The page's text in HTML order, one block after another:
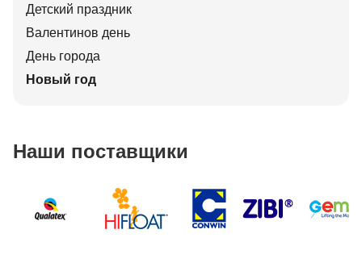
Детский праздник
Валентинов день
День города
Новый год
Наши поставщики